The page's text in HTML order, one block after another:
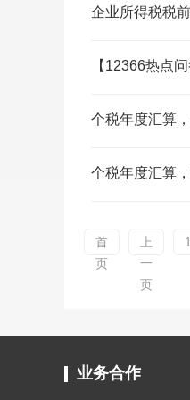
企业所得税税
【12366热点
个税年度汇算
个税年度汇算
首
页
上
一
页
1
业务合作